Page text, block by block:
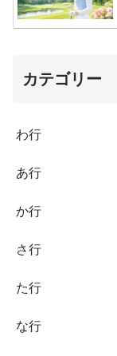
カテゴリー
わ行
あ行
か行
さ行
た行
な行